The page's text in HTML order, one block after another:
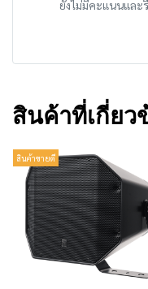
ยังไม่มีคะแนนและ
สินค้าที่เกี่ยว
สินค้าขายดี